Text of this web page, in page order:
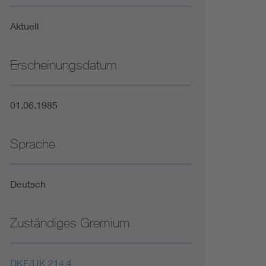
Aktuell
Erscheinungsdatum
01.06.1985
Sprache
Deutsch
Zuständiges Gremium
DKE/UK 214.4